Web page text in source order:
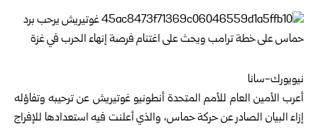
نيويورك-سانا
أعرب الأمين العام للأمم المتحدة أنطونيو غوتيريش عن ترحيبه وتفاؤله
إزاء البيان الصادر عن حركة حماس، والذي أعلنت فيه استعدادها للإفراج